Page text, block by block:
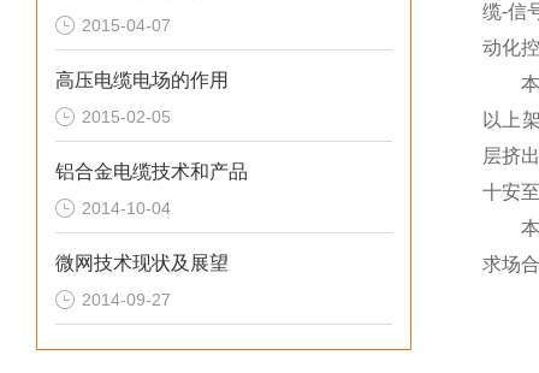
2015-04-07
高压电缆电场的作用
2015-02-05
铝合金电缆技术和产品
2014-10-04
微网技术现状及展望
2014-09-27
缆-信
动化
本类
以上
层挤
十安
本产
求场